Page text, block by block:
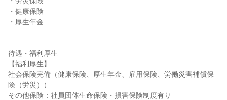
・健康保険
・厚生年金
待遇・福利厚生
【福利厚生】
社会保険完備（健康保険、厚生年金、雇用保険、労働災害補償保
険（労災））
その他保険：社員団体生命保険・損害保険制度有り